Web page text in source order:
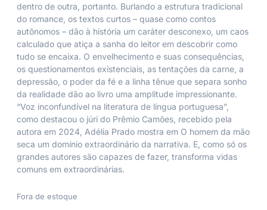
dentro de outra, portanto. Burlando a estrutura tradicional
do romance, os textos curtos – quase como contos
autônomos – dão à história um caráter desconexo, um caos
calculado que atiça a sanha do leitor em descobrir como
tudo se encaixa. O envelhecimento e suas consequências,
os questionamentos existenciais, as tentações da carne, a
depressão, o poder da fé e a linha tênue que separa sonho
da realidade dão ao livro uma amplitude impressionante.
“Voz inconfundível na literatura de língua portuguesa”,
como destacou o júri do Prêmio Camões, recebido pela
autora em 2024, Adélia Prado mostra em O homem da mão
seca um domínio extraordinário da narrativa. E, como só os
grandes autores são capazes de fazer, transforma vidas
comuns em extraordinárias.
Fora de estoque